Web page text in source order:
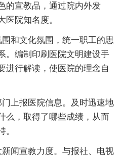
的宣教品，通过院内外发
医院知名度。
文化氛围，统一职工的思
。编制印刷医院文明建设手
进行解读，使医院的理念自
上报医院信息。及时迅速地
么，取得了哪些成绩，从而
。
闻宣教力度。与报社、电视